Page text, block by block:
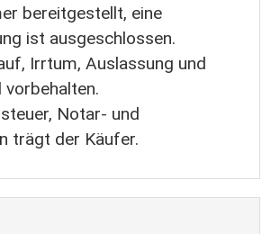
bereitgestellt, eine
ist ausgeschlossen.
Irrtum, Auslassung und
vorbehalten.
Notar- und
trägt der Käufer.